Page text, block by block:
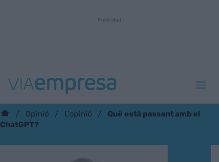
Opinió L'opinió
Què està passant amb el
ChatGPT?